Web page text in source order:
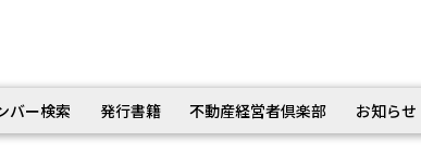
バー検索 発行書籍 不動産経営者倶楽部 お知らせ